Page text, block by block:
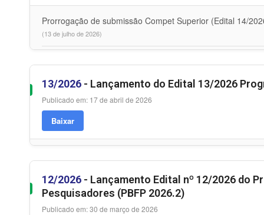
Prorrogação de submissão Compet Superior (Edital 14/
(13 de julho de 2026)
13/2026 - Lançamento do Edital 13/2026
Publicado em: 17 de abril de 2026
Baixar
12/2026 - Lançamento Edital nº 12/2026 do
Pesquisadores (PBFP 2026.2)
Publicado em: 30 de março de 2026